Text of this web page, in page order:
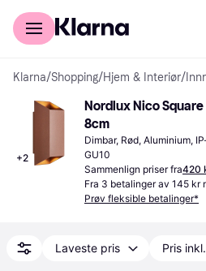
For kunder
Klarna/Shopping/Hjem & Interiør/
+2
Nordlux Nico
8cm
Dimbar, Rød, Aluminium,
GU10
Sammenlign priser fra420
Fra 3 betalinger av 145 kr
Prøv fleksible betalinger*
Laveste pris Pris